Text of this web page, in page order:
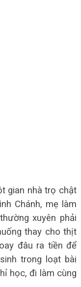
gian nhà trọ chật
Chánh, mẹ làm
xuyên phải
thay cho thịt
đâu ra tiền để
trong loạt bài
học, đi làm cùng